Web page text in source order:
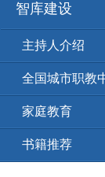
智库建设
主持人介绍
全国城市职教
家庭教育
书籍推荐